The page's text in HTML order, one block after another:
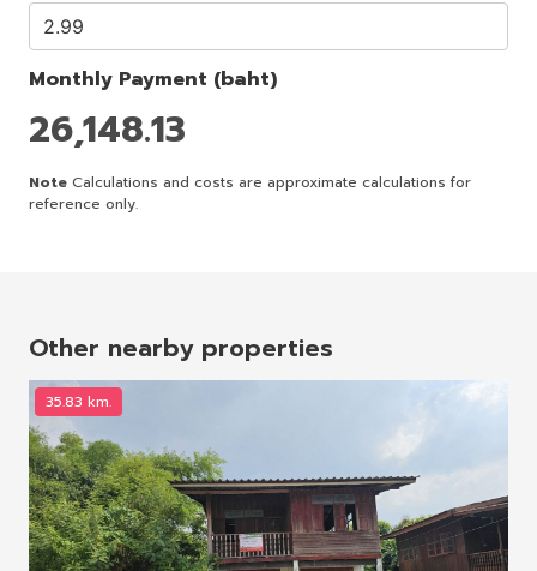
Monthly Payment (baht)
26,148.13
Note Calculations and costs are approximate calculations for
reference only.
Other nearby properties
35.83 km.